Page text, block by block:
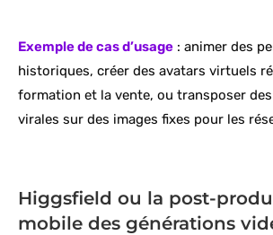
Exemple de cas d’usage : animer des
historiques, créer des avatars virtuels
formation et la vente, ou transposer
virales sur des images fixes pour les
Higgsfield ou la post-
mobile des générations